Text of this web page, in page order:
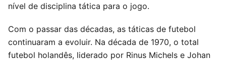
nível de disciplina tática para o jogo.
Com o passar das décadas, as táticas de futebol
continuaram a evoluir. Na década de 1970, o total
futebol holandês, liderado por Rinus Michels e Johan